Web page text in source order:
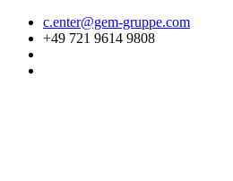
Zum
Inhalt
springen
c.enter@gem-gruppe.com
+49 721 9614 9808